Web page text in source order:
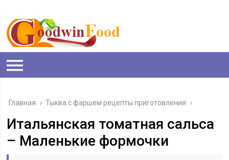
Главная › Тыква с фаршем рецепты приготовления ›
Итальянская томатная сальса
– Маленькие формочки